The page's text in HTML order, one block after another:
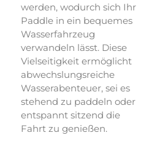
werden, wodurch sich Ihr
Paddle in ein bequemes
Wasserfahrzeug
verwandeln lässt. Diese
Vielseitigkeit ermöglicht
abwechslungsreiche
Wasserabenteuer, sei es
stehend zu paddeln oder
entspannt sitzend die
Fahrt zu genießen.